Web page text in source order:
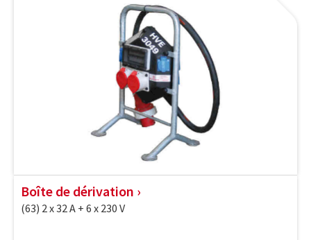
Boîte de dérivation
(63) 2 x 32 A + 6 x 230 V